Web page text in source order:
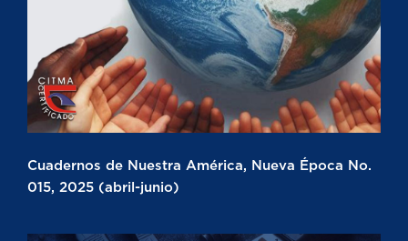
Cuadernos de Nuestra América, Nueva Época No.
015, 2025 (abril-junio)